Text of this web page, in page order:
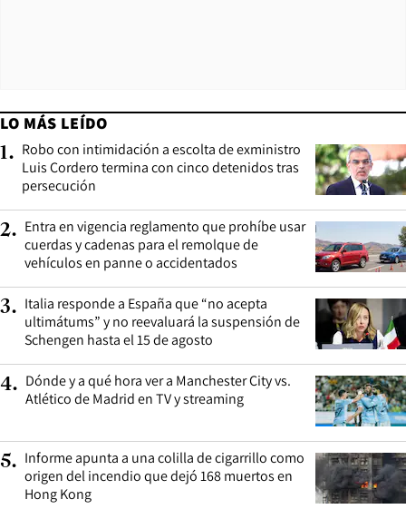
LO MÁS LEÍDO
1. Robo con intimidación a escolta de exministro
Luis Cordero termina con cinco detenidos tras
persecución
2. Entra en vigencia reglamento que prohíbe usar
cuerdas y cadenas para el remolque de
vehículos en panne o accidentados
3. Italia responde a España que “no acepta
ultimátums” y no reevaluará la suspensión de
Schengen hasta el 15 de agosto
4. Dónde y a qué hora ver a Manchester City vs.
Atlético de Madrid en TV y streaming
5. Informe apunta a una colilla de cigarrillo como
origen del incendio que dejó 168 muertos en
Hong Kong